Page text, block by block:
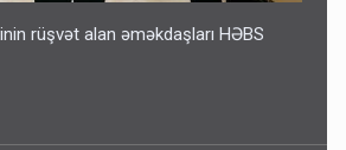
rüşvət alan əməkdaşları HƏBS